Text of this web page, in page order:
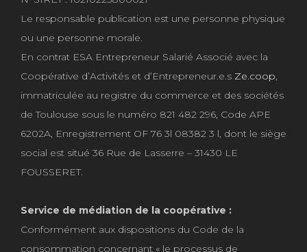
Le responsable publication est une personne physique
ou une personne morale.
En contrat ESA Entrepreneur Salarié Associé avec la
Coopérative d’Activités et d’Entrepreneur.e.s Ze.coop,
immatriculée au registre du commerce et des sociétés
de Toulouse sous le numéro 821 482 296, Code APE
6202A, Enregistrement OF 76 3l 08382 3 l, dont le siège
social est situé 36 Rue de Lasserre – 31430 LE
FOUSSERET.
Service de médiation de la coopérative :
Conformément aux dispositions du Code de la
consommation concernant « le processus de